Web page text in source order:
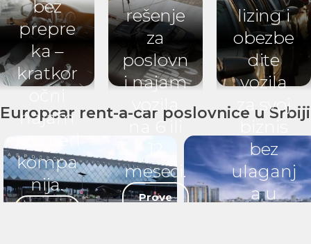
bez
prepre
ka –
kratkor
očni
najam
kompa
nija.
rešenje
za
poslovn
i najam
na 6 ili
meseci.
Prove
lizing i
obezbe
dite
vozila
za svoj
bez
ulaganj
a u
Europcar rent-a-car poslovnice u Srbiji